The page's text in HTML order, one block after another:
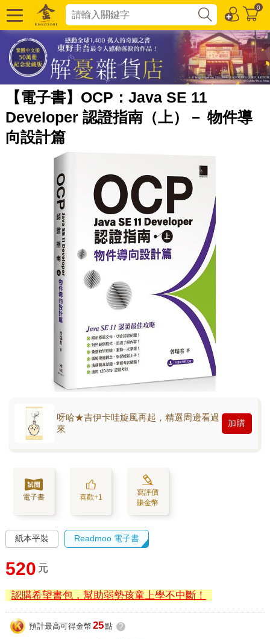
0
【電子書】OCP：Java SE 11
Developer 認證指南（上）－ 物件導
向設計篇
呀哈★吉伊卡哇旋風再起，精選周邊看過
來
加購
電子書 喜歡+1
寫評價
賺金幣
紙本平裝 Readmoo 電子書
520 元
認購希望書包，幫助弱勢孩童上學不中斷！
預計最高可得金幣 25點 ?